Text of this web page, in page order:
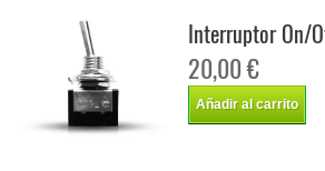
Interruptor On/
20,00 €
Añadir al carrito